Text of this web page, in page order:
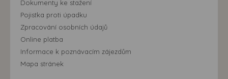
Dokumenty ke stažení
Pojistka proti úpadku
Zpracování osobních údajů
Online platba
Informace k poznávacím zájezdům
Mapa stránek